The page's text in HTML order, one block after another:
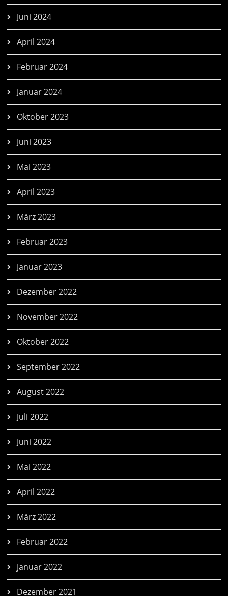
Juni 2024
April 2024
Februar 2024
Januar 2024
Oktober 2023
Juni 2023
Mai 2023
April 2023
März 2023
Februar 2023
Januar 2023
Dezember 2022
November 2022
Oktober 2022
September 2022
August 2022
Juli 2022
Juni 2022
Mai 2022
April 2022
März 2022
Februar 2022
Januar 2022
Dezember 2021